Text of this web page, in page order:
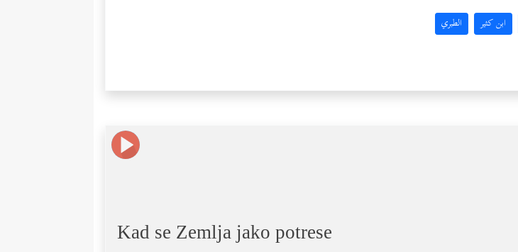
ابن كثير الطبري
Kad se Zemlja jako potrese